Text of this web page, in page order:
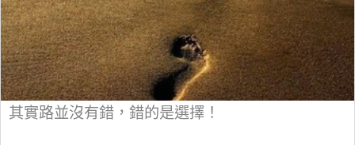
其實路並沒有錯，錯的是選擇！